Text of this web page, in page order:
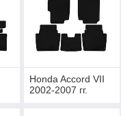
Honda Accord VII
2002-2007 гг.